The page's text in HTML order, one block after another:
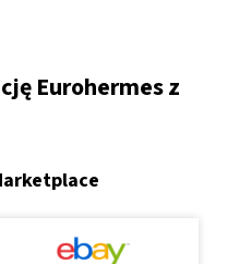
Eurohermes z